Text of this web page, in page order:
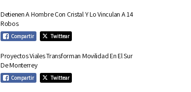
Detienen A Hombre Con Cristal Y Lo Vinculan A 14
Robos
Compartir Twittear
Proyectos Viales Transforman Movilidad En El Sur
De Monterrey
Compartir Twittear